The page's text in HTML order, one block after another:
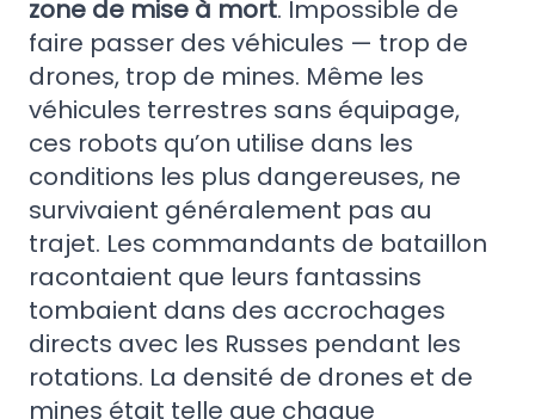
zone de mise à mort. Impossible de
faire passer des véhicules — trop de
drones, trop de mines. Même les
véhicules terrestres sans équipage,
ces robots qu’on utilise dans les
conditions les plus dangereuses, ne
survivaient généralement pas au
trajet. Les commandants de bataillon
racontaient que leurs fantassins
tombaient dans des accrochages
directs avec les Russes pendant les
rotations. La densité de drones et de
mines était telle que chaque